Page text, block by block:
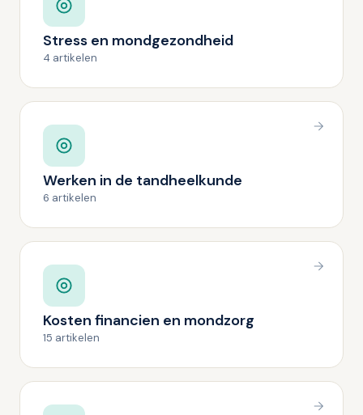
Stress en mondgezondheid
4 artikelen
Werken in de tandheelkunde
6 artikelen
Kosten financien en mondzorg
15 artikelen